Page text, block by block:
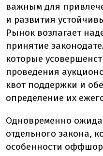
важным для
и развития
Рынок возлагает
принятие
которые
проведения
квот поддержки и
определение их
Одновременно
отдельного закона,
особенности